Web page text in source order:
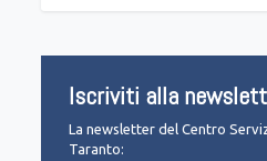
Iscriviti alla
La newsletter del Centro
Taranto: